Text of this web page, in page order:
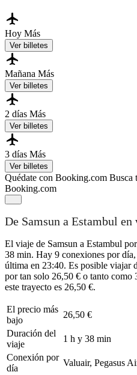
Hoy Más
Ver billetes
Mañana Más
Ver billetes
2 días Más
Ver billetes
3 días Más
Ver billetes
Quédate con Booking.com Busca
Booking.com
De Samsun a Estambul en
El viaje de Samsun a Estambul
38 min. Hay 9 conexiones por
última en 23:40. Es posible viajar
por tan solo 26,50 € o tanto como
este trayecto es 26,50 €.
El precio más
bajo
26,50 €
Duración del
viaje
1 h y 38 min
Conexión por
día
Valuair, Pegasus